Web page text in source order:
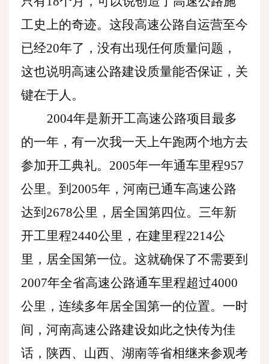
工史上的奇迹。这段高速公路自运营至今
已经20年了，没有出现任何质量问题，
这也说明高速公路建设质量能否保证，关
键在于人。
2004年是新开工高速公路项目最多
的一年，有一次我一天上午跑两个地方去
参加开工典礼。2005年一年通车里程957
公里。到2005年，河南已通车高速公路
达到2678公里，居全国第四位。三年新
开工里程2440公里，在建里程2214公
里，居全国第一位。这就确保了不需要到
2007年全省高速公路通车里程超过4000
公里，连续多年居全国第一的位置。一时
间，河南高速公路建设如此之快传为佳
话，陕西、山西、湖南等省相继来参观考